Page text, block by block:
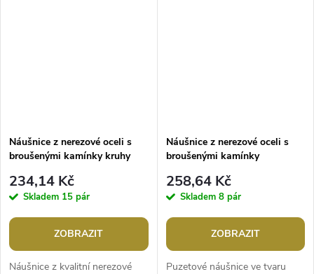
Náušnice z nerezové oceli s
broušenými kamínky kruhy
234,14 Kč
Skladem 15 pár
ZOBRAZIT
Náušnice z kvalitní nerezové
Náušnice z nerezové oceli s
broušenými kamínky
258,64 Kč
Skladem 8 pár
ZOBRAZIT
Puzetové náušnice ve tvaru